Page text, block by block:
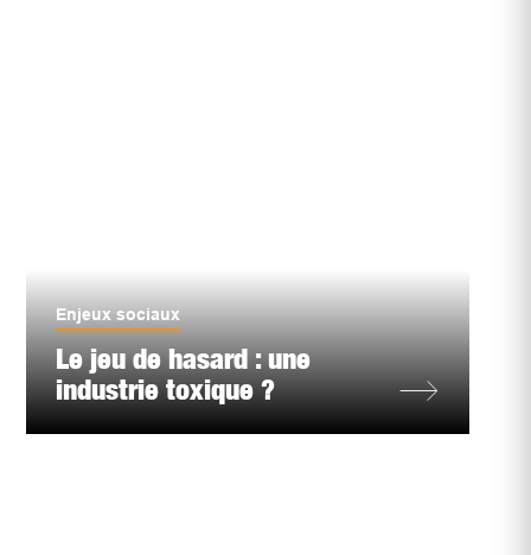
Enjeux sociaux
Le jeu de hasard : une
industrie toxique ?